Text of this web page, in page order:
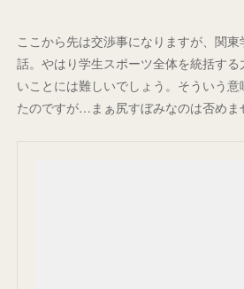
ここから先は交渉事になりますが、関
話。やはり学生スポーツ全体を統括す
いことには難しいでしょう。そういう意
たのですが…まぁ尻すぼみなのは否めま